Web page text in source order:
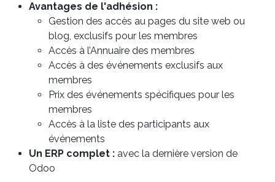
Avantages de l'adhésion :
Gestion des accès au pages du site web ou
blog, exclusifs pour les membres
Accès à l’Annuaire des membres
Accès à des événements exclusifs aux
membres
Prix des événements spécifiques pour les
membres
Accès à la liste des participants aux
événements
Un ERP complet : avec la dernière version de
Odoo